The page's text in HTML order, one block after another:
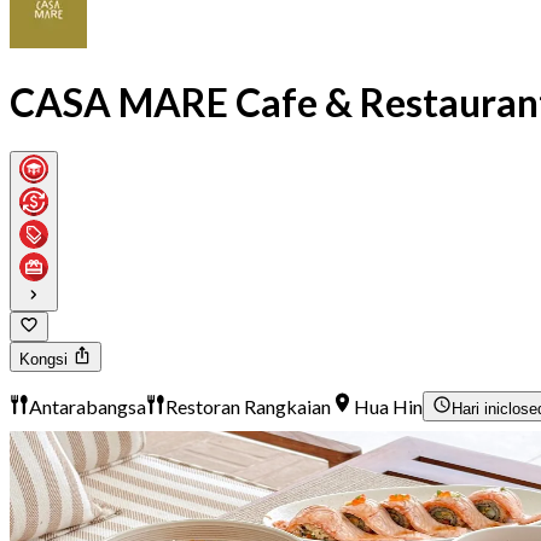
CASA MARE Cafe &
Kongsi
Antarabangsa Restoran Rangkaian Hua Hin Hari ini